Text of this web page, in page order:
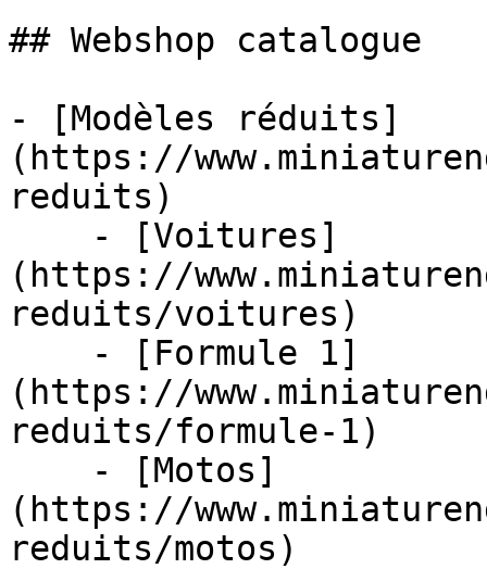
## Webshop catalogue
- [Modèles réduits]
(https://
reduits)
(https://
reduits/voitures)
(https://
reduits/formule-1)
(https://
reduits/motos)